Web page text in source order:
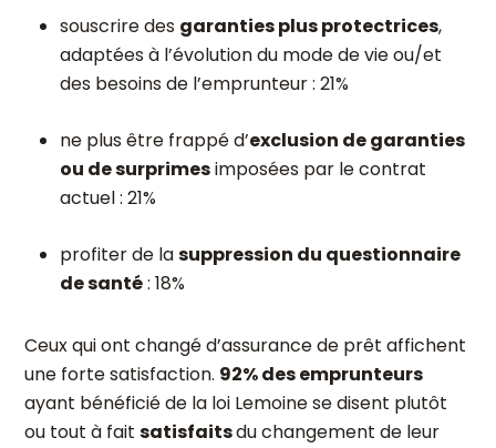
souscrire des garanties plus protectrices,
adaptées à l’évolution du mode de vie ou/et
des besoins de l’emprunteur : 21%
ne plus être frappé d’exclusion de garanties
ou de surprimesimposées par le contrat
actuel : 21%
profiter de lasuppression du questionnaire
de santé: 18%
Ceux qui ont changé d’assurance de prêt affichent
une forte satisfaction. 92% des emprunteurs
ayant bénéficié de la loi Lemoine se disent plutôt
ou tout à fait satisfaitsdu changement de leur